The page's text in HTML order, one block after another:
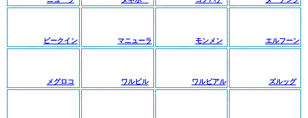
ビークイン マニューラ モンメン エルフーン
メグロコ ワルビル ワルビアル ズルッグ